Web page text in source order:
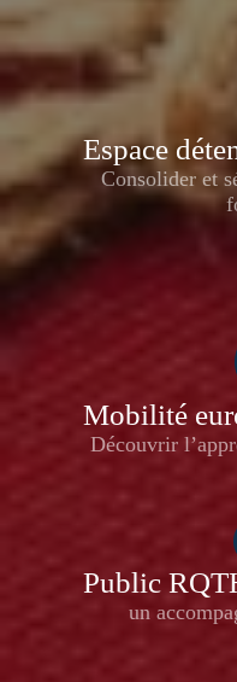
Espace
Consolider et
Mobilité
Découvrir
Public
un